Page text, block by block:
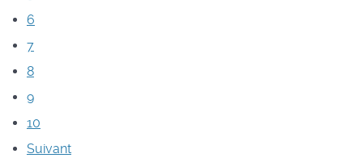
6
7
8
9
10
Suivant